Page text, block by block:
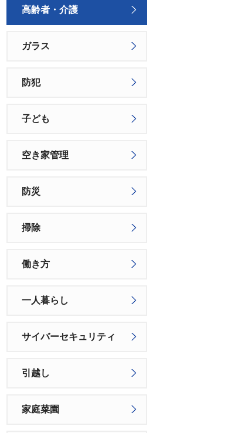
高齢者・介護
ガラス
防犯
子ども
空き家管理
防災
掃除
働き方
一人暮らし
サイバーセキュリティ
引越し
家庭菜園